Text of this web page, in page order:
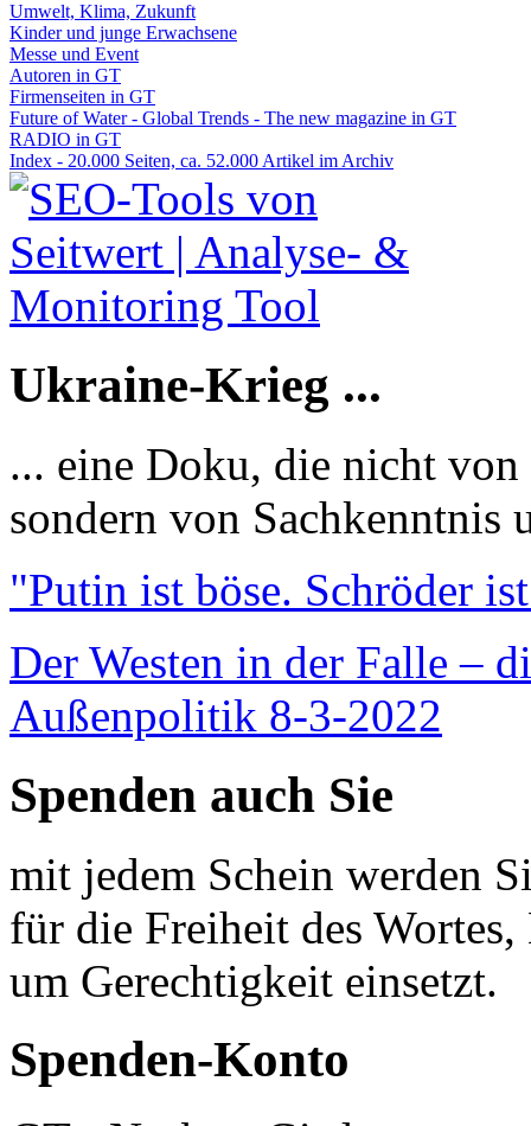
Umwelt, Klima, Zukunft
Kinder und junge Erwachsene
Messe und Event
Autoren in GT
Firmenseiten in GT
Future of Water - Global Trends - The new magazine in GT
RADIO in GT
Index - 20.000 Seiten, ca. 52.000 Artikel im Archiv
Ukraine-Krieg ...
... eine Doku, die nicht
sondern von Sachkenntnis
"Putin ist böse. Schröder
Der Westen in der Falle –
Außenpolitik 8-3-2022
Spenden auch Sie
mit jedem Schein werden
für die Freiheit des
um Gerechtigkeit einsetzt.
Spenden-Konto